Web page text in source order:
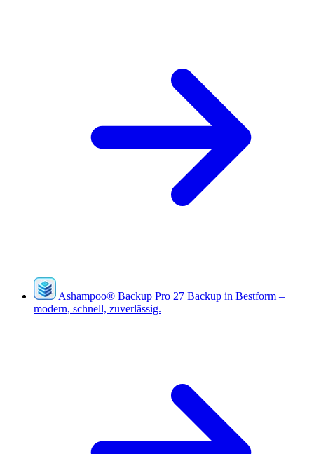
Ashampoo® Backup Pro 27 Backup in Bestform –
modern, schnell, zuverlässig.